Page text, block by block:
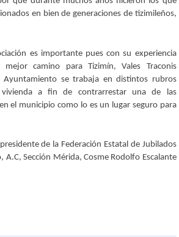
en bien de generaciones de tizimileños,
es importante pues con su experiencia
camino para Tizimín, Vales Traconis
Ayuntamiento se trabaja en distintos rubros
a fin de contrarrestar una de las
el municipio como lo es un lugar seguro para
de la Federación Estatal de Jubilados
A.C, Sección Mérida, Cosme Rodolfo Escalante